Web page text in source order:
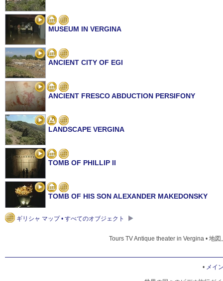
MUSEUM IN VERGINA
ANCIENT CITY OF EGI
ANCIENT FRESCO ABDUCTION PERSIFONY
LANDSCAPE VERGINA
TOMB OF PHILLIP II
TOMB OF HIS SON ALEXANDER MAKEDONSKY
ギリシャ マップ • すべてのオブジェクト
Tours TV Antique theater in Vergina • 地
• メイ